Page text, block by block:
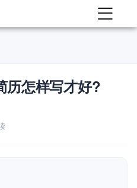
历怎样写才好?